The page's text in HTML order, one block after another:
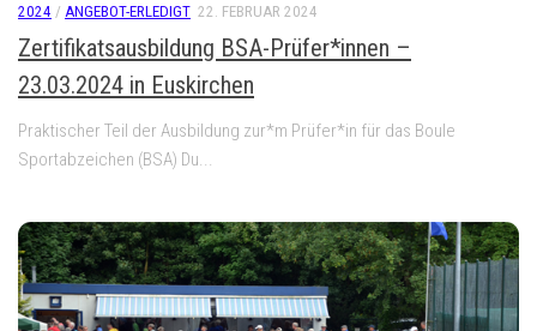
2024 / ANGEBOT-ERLEDIGT 22. FEBRUAR 2024
Zertifikatsausbildung BSA-Prüfer*innen –
23.03.2024 in Euskirchen
Praktischer Teil der Ausbildung zur*m Prüfer*in für das Boule
Sportabzeichen (BSA) Du...